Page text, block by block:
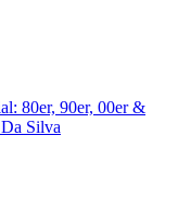
80er, 90er, 00er &
Silva